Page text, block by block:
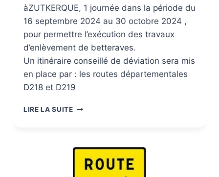
àZUTKERQUE, 1 journée dans la période du
16 septembre 2024 au 30 octobre 2024 ,
pour permettre l’exécution des travaux
d’enlèvement de betteraves.
Un itinéraire conseillé de déviation sera mis
en place par : les routes départementales
D218 et D219
LIRE LA SUITE